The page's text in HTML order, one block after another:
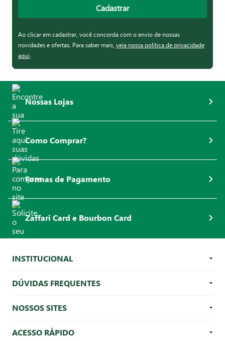
Cadastrar
Ao clicar em cadastrar, você concorda com o envio de nossas
novidades e ofertas. Para saber mais, veja nossa política de privacidade
aqui.
Nossas Lojas
Como Comprar?
Formas de Pagamento
Zaffari Card e Bourbon Card
INSTITUCIONAL
DÚVIDAS FREQUENTES
NOSSOS SITES
ACESSO RÁPIDO